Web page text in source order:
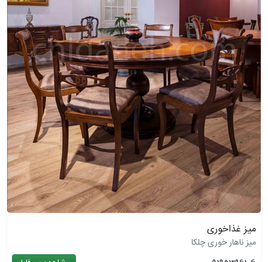
میز غذاخوری
میز ناهار خوری چلکا